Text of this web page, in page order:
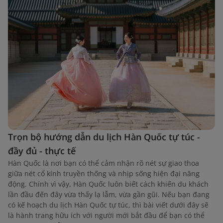
Trọn bộ hướng dẫn du lịch Hàn Quốc tự túc -
đầy đủ - thực tế
Hàn Quốc là nơi bạn có thể cảm nhận rõ nét sự giao thoa
giữa nét cổ kính truyền thống và nhịp sống hiện đại năng
động. Chính vì vậy, Hàn Quốc luôn biết cách khiến du khách
lần đầu đến đây vừa thấy lạ lẫm, vừa gần gũi. Nếu bạn đang
có kế hoạch du lịch Hàn Quốc tự túc, thì bài viết dưới đây sẽ
là hành trang hữu ích với người mới bắt đầu để bạn có thể